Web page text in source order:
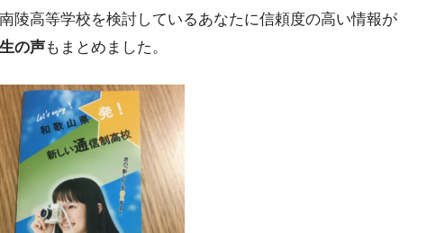
陵高等学校を検討しているあなたに信頼度の高い情報が
の声もまとめました。